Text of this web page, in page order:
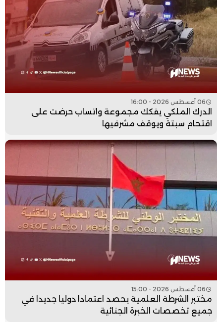
06 أغسطس 2026 - 16:00
الدرك الملكي يفكك مجموعة واتساب حرضت على
اقتحام سبتة ويوقف مشرفيها
06 أغسطس 2026 - 15:00
مختبر الشرطة العلمية يحصد اعتمادا دوليا جديدا في
جميع تخصصات الخبرة الجنائية